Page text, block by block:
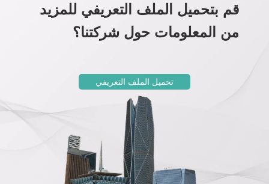
تحميل الملف التعريفي
قم بتحميل الملف التعريفي للمزيد
من المعلومات حول شركتنا؟